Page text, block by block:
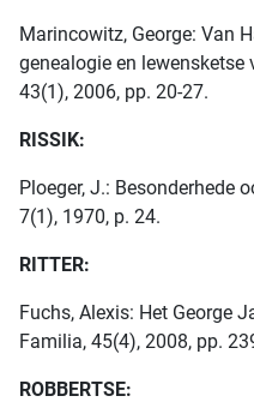
Marincowitz, George: Van
genealogie en
43(1), 2006, pp. 20-27.
RISSIK:
Ploeger, J.: Besonderhede
7(1), 1970, p. 24.
RITTER:
Fuchs, Alexis: Het George
Familia, 45(4), 2008, pp.
ROBBERTSE: